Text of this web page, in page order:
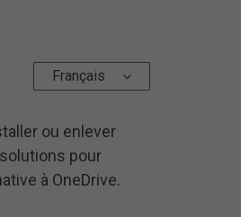
Français
ou enlever
pour
à OneDrive.